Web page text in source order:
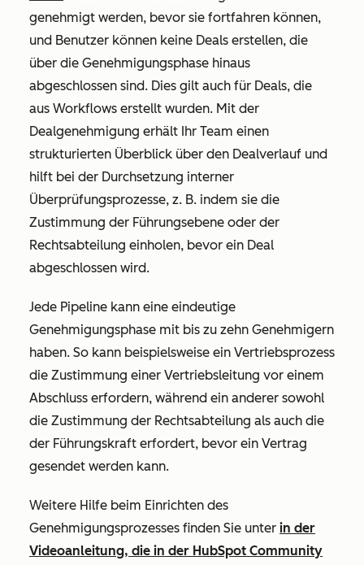
genehmigt werden, bevor sie fortfahren können,
und Benutzer können keine Deals erstellen, die
über die Genehmigungsphase hinaus
abgeschlossen sind. Dies gilt auch für Deals, die
aus Workflows erstellt wurden. Mit der
Dealgenehmigung erhält Ihr Team einen
strukturierten Überblick über den Dealverlauf und
hilft bei der Durchsetzung interner
Überprüfungsprozesse, z. B. indem sie die
Zustimmung der Führungsebene oder der
Rechtsabteilung einholen, bevor ein Deal
abgeschlossen wird.
Jede Pipeline kann eine eindeutige
Genehmigungsphase mit bis zu zehn Genehmigern
haben. So kann beispielsweise ein Vertriebsprozess
die Zustimmung einer Vertriebsleitung vor einem
Abschluss erfordern, während ein anderer sowohl
die Zustimmung der Rechtsabteilung als auch die
der Führungskraft erfordert, bevor ein Vertrag
gesendet werden kann.
Weitere Hilfe beim Einrichten des
Genehmigungsprozesses finden Sie unter in der
Videoanleitung, die in der HubSpot Community